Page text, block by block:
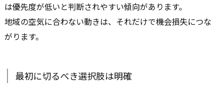
は優先度が低いと判断されやすい傾向があります。
地域の空気に合わない動きは、それだけで機会損失につな
がります。
最初に切るべき選択肢は明確